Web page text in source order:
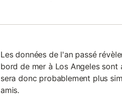
Les données de l'an passé
bord de mer à Los Angeles sont
sera donc probablement plus
amis.